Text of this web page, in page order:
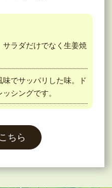
ラダだけでなく生姜焼
でサッパリした味。ド
シングです。
ちら